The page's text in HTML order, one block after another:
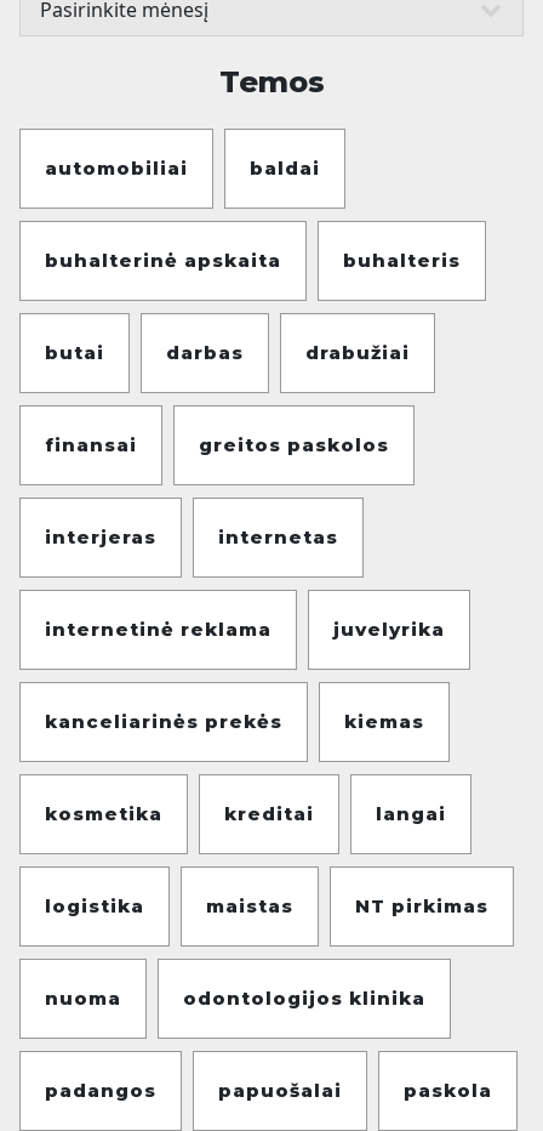
Temos
automobiliai baldai
buhalterinė apskaita buhalteris
butai darbas drabužiai
finansai greitos paskolos
interjeras internetas
internetinė reklama juvelyrika
kanceliarinės prekės kiemas
kosmetika kreditai langai
logistika maistas NT pirkimas
nuoma odontologijos klinika
padangos papuošalai paskola